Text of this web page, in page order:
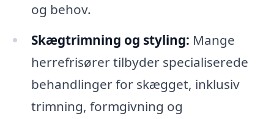
og behov.
Skægtrimning og styling: Mange
herrefrisører tilbyder specialiserede
behandlinger for skægget, inklusiv
trimning, formgivning og